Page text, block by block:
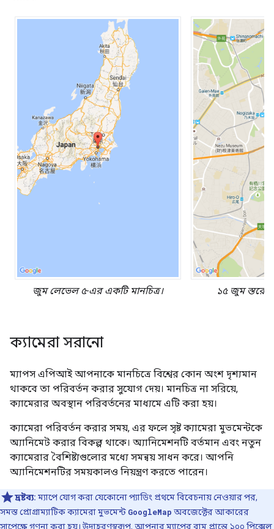
জুম লেভেল ৫-এর একটি মানচিত্র। ১৫ জুম স্তরের
ক্যামেরা সরানো
ম্যাপস এপিআই আপনাকে মানচিত্রে বিশ্বের কোন অংশ দৃশ্যমান
থাকবে তা পরিবর্তন করার সুযোগ দেয়। মানচিত্র না সরিয়ে,
ক্যামেরার অবস্থান পরিবর্তনের মাধ্যমে এটি করা হয়।
ক্যামেরা পরিবর্তন করার সময়, এর ফলে সৃষ্ট ক্যামেরা মুভমেন্টকে
অ্যানিমেট করার বিকল্প থাকে। অ্যানিমেশনটি বর্তমান এবং নতুন
ক্যামেরার বৈশিষ্ট্যগুলোর মধ্যে সমন্বয় সাধন করে। আপনি
অ্যানিমেশনটির সময়কালও নিয়ন্ত্রণ করতে পারেন।
দ্রষ্টব্য: ম্যাপে যোগ করা যেকোনো প্যাডিং প্রথমে বিবেচনায় নেওয়ার পর,
সমস্ত প্রোগ্রাম্যাটিক ক্যামেরা মুভমেন্ট GoogleMap অবজেক্টের আকারের
সাপেক্ষে গণনা করা হয়। উদাহরণস্বরূপ, আপনার ম্যাপের বাম প্রান্তে ১০০ পিক্সেল